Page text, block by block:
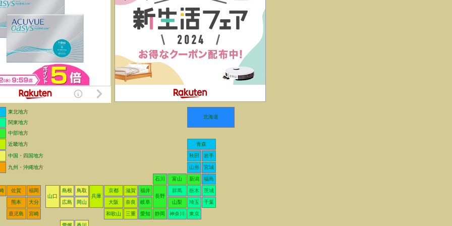
東北地方
北海道
関東地方
中部地方
近畿地方
青森
中国・四国地方 秋田 岩手
九州・沖縄地方 山形 宮城
石川 富山 新潟 福島
佐賀
福岡
山口
島根
鳥取
兵庫
京都 滋賀
福井
長野
群馬 栃木 茨城
熊本 大分 広島 岡山 大阪 奈良 岐阜 山梨 埼玉 千葉
鹿児島 宮崎 和歌山 三重 愛知 静岡 神奈川 東京